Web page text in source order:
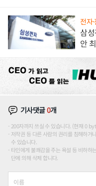
전자
삼
안
기사댓글0개
200자까지 쓰실 수 있습니다. (현재 0
저작권 등 다른 사람의 권리를 침해하거
수 있습니다.
타인에게 불쾌감을 주는 욕설 등 비하하
단에 의해 삭제 합니다.